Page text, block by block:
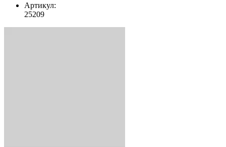
Артикул:
25209